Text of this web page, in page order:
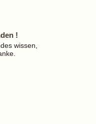
!
wissen,